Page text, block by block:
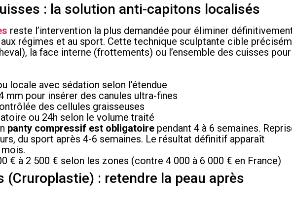
: la solution anti-capitons localisés
reste l’intervention la plus demandée pour éliminer
régimes et au sport. Cette technique sculptante cible
la face interne (frottements) ou l’ensemble des cuisses pour
locale avec sédation selon l’étendue
mm pour insérer des canules ultra-fines
des cellules graisseuses
ou 24h selon le volume traité
panty compressif est obligatoire pendant 4 à 6 semaines.
du sport après 4-6 semaines. Le résultat définitif apparaît
€ à 2 500 € selon les zones (contre 4 000 à 6 000 € en France)
: retendre la peau après